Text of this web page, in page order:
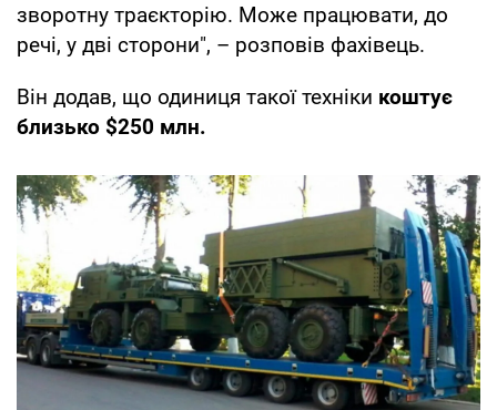
зворотну траєкторію. Може працювати, до
речі, у дві сторони", – розповів фахівець.
Він додав, що одиниця такої техніки коштує
близько $250 млн.